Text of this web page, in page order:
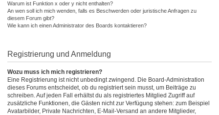
Warum ist Funktion x oder y nicht enthalten?
An wen soll ich mich wenden, falls es Beschwerden oder juristische Anfragen zu
diesem Forum gibt?
Wie kann ich einen Administrator des Boards kontaktieren?
Registrierung und Anmeldung
Wozu muss ich mich registrieren?
Eine Registrierung ist nicht unbedingt zwingend. Die Board-Administration
dieses Forums entscheidet, ob du registriert sein musst, um Beiträge zu
schreiben. Auf jeden Fall erhältst du als registriertes Mitglied Zugriff auf
zusätzliche Funktionen, die Gästen nicht zur Verfügung stehen: zum Beispiel
Avatarbilder, Private Nachrichten, E-Mail-Versand an andere Mitglieder,